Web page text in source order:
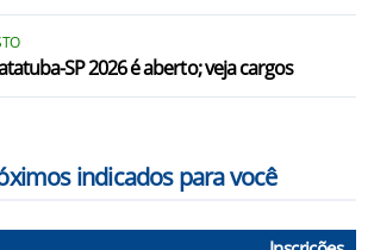
SP
SP 2026 é aberto; veja cargos
indicados para você